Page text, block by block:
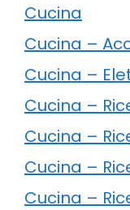
Cucina
Cucina –
Cucina –
Cucina –
Cucina –
Cucina –
Cucina –